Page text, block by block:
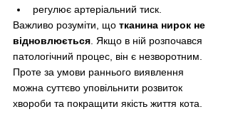
регулює артеріальний тиск.
Важливо розуміти, що тканина нирок не
відновлюється . Якщо в ній розпочався
патологічний процес, він є незворотним.
Проте за умови раннього виявлення
можна суттєво уповільнити розвиток
хвороби та покращити якість життя кота.